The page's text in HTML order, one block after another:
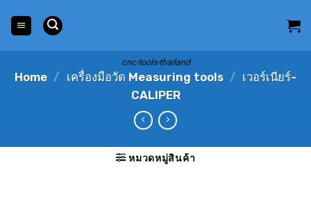
content
cnc-tools-thailand
Home / เครื่องมือวัด Measuring tools / เวอร์เนียร์-
CALIPER
หมวดหมู่สินค้า